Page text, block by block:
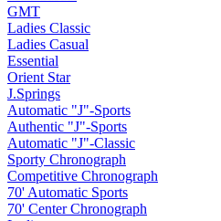
GMT
Ladies Classic
Ladies Casual
Essential
Orient Star
J.Springs
Automatic "J"-Sports
Authentic "J"-Sports
Automatic "J"-Classic
Sporty Chronograph
Competitive Chronograph
70' Automatic Sports
70' Center Chronograph